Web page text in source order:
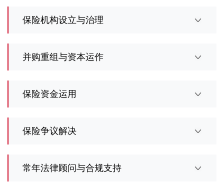
保险机构设立与治理
并购重组与资本运作
保险资金运用
保险争议解决
常年法律顾问与合规支持